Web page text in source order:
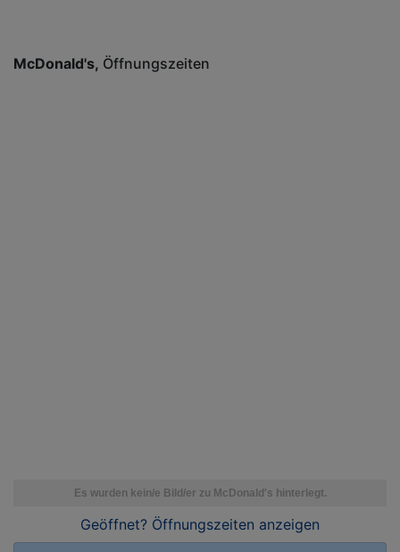
McDonald's Öffnungszeiten
Geöffnet? Öffnungszeiten anzeigen